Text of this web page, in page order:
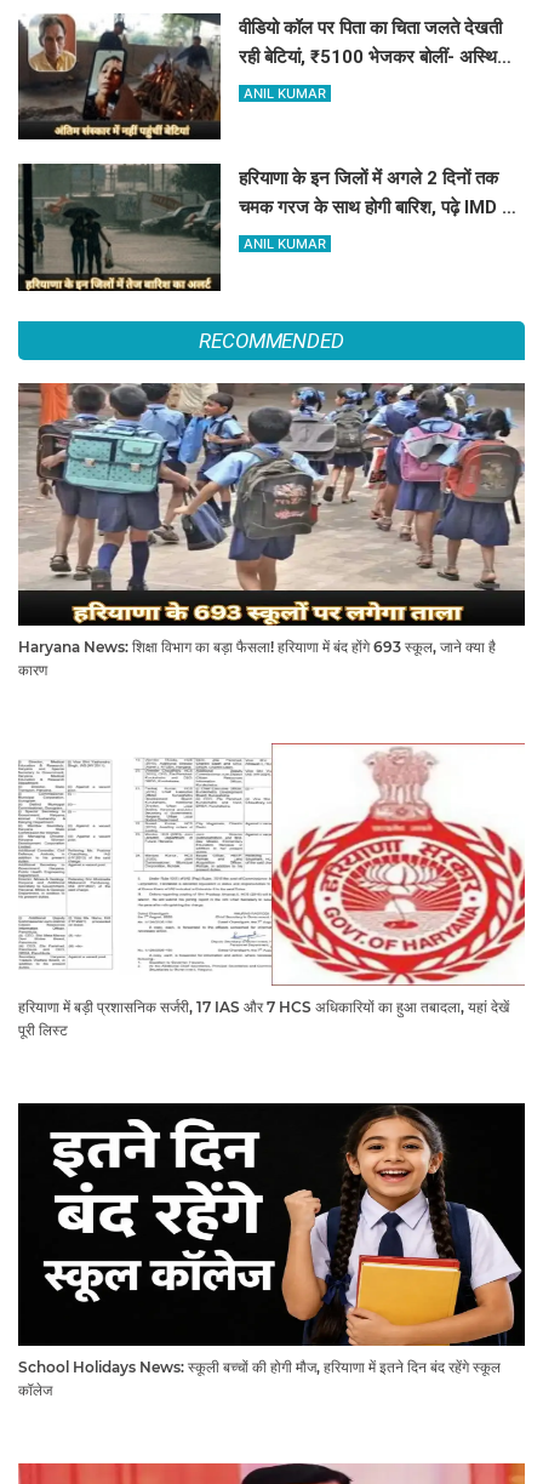
वीडियो कॉल पर पिता का चिता जलते देखती
रही बेटियां, ₹5100 भेजकर बोलीं- अस्थियां
भी बहा देना
ANIL KUMAR
हरियाणा के इन जिलों में अगले 2 दिनों तक
चमक गरज के साथ होगी बारिश, पढ़े IMD का
Alert
ANIL KUMAR
RECOMMENDED
Haryana News: शिक्षा विभाग का बड़ा फैसला! हरियाणा में बंद होंगे 693 स्कूल, जाने क्या है
कारण
हरियाणा में बड़ी प्रशासनिक सर्जरी, 17 IAS और 7 HCS अधिकारियों का हुआ तबादला, यहां देखें
पूरी लिस्ट
School Holidays News: स्कूली बच्चों की होगी मौज, हरियाणा में इतने दिन बंद रहेंगे स्कूल
कॉलेज